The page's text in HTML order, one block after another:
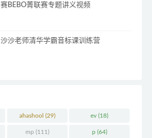
赛BEBO菁联赛专题讲义视频
沙沙老师清华学霸音标课训练营
ahashool (29) ev (18)
mp (111) p(64)